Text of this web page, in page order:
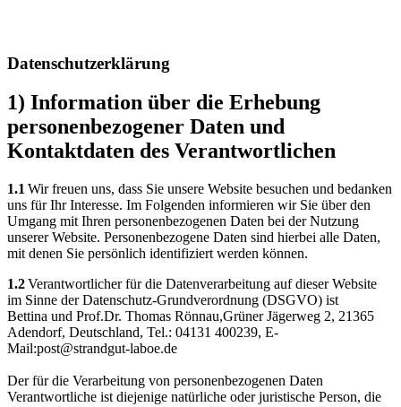
Datenschutzerklärung
1) Information über die Erhebung
personenbezogener Daten und
Kontaktdaten des Verantwortlichen
1.1 Wir freuen uns, dass Sie unsere Website besuchen und bedanken
uns für Ihr Interesse. Im Folgenden informieren wir Sie über den
Umgang mit Ihren personenbezogenen Daten bei der Nutzung
unserer Website. Personenbezogene Daten sind hierbei alle Daten,
mit denen Sie persönlich identifiziert werden können.
1.2Verantwortlicher für die Datenverarbeitung auf dieser Website
im Sinne der Datenschutz-Grundverordnung (DSGVO) ist
Bettina und Prof.Dr. Thomas Rönnau,Grüner Jägerweg 2, 21365
Adendorf, Deutschland, Tel.: 04131 400239, E-
Mail:post@strandgut-laboe.de
Der für die Verarbeitung von personenbezogenen Daten
Verantwortliche ist diejenige natürliche oder juristische Person, die